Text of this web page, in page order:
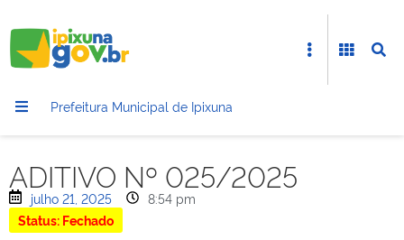
Prefeitura Municipal de Ipixuna
ADITIVO Nº 025/2025
julho 21, 2025
8:54 pm
Status: Fechado